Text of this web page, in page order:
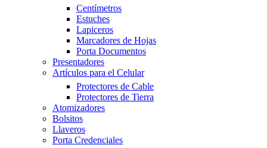
Centímetros
Estuches
Lapiceros
Marcadores de Hojas
Porta Documentos
Presentadores
Artículos para el Celular
Protectores de Cable
Protectores de Tierra
Atomizadores
Bolsitos
Llaveros
Porta Credenciales